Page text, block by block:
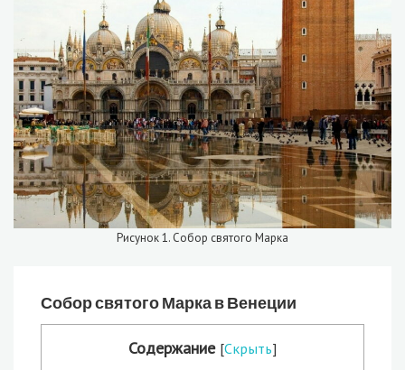
Рисунок 1. Собор святого Марка
Собор святого Марка в Венеции
Содержание [Скрыть]